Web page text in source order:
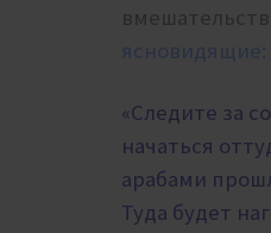
ясновидящие:
«Следите за
начаться
арабами
Туда будет